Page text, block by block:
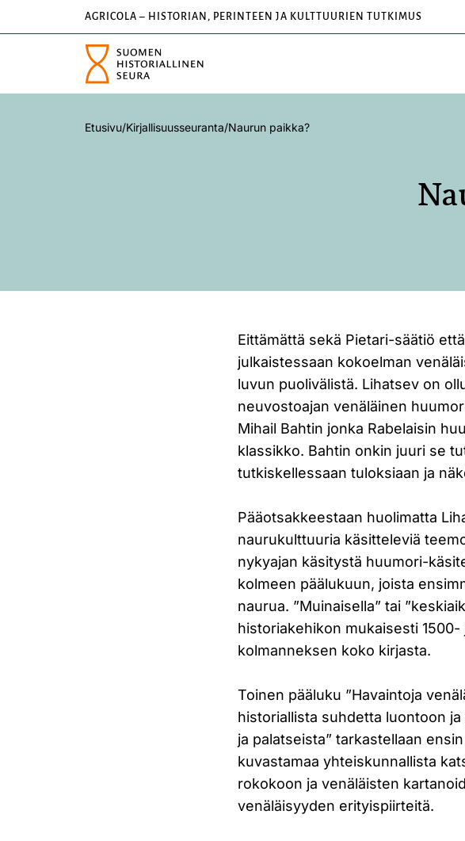
AGRICOLA – HISTORIAN, PERINTEEN JA KULTTUURIEN TUTKIMUS
Etusivu/Kirjallisuusseuranta/Naurun paikka?
Eittämättä sekä Pietari-säätiö
julkaistessaan kokoelman
luvun puolivälistä. Lihatsev on
neuvostoajan venäläinen
Mihail Bahtin jonka Rabelaisin
klassikko. Bahtin onkin juuri se
tutkiskellessaan tuloksiaan ja
Pääotsakkeestaan huolimatta
naurukulttuuria käsitteleviä
nykyajan käsitystä huumori-
kolmeen päälukuun, joista
naurua. ”Muinaisella” tai
historiakehikon mukaisesti
kolmanneksen koko kirjasta.
Toinen pääluku ”Havaintoja
historiallista suhdetta luontoon
ja palatseista” tarkastellaan
kuvastamaa yhteiskunnallista
rokokoon ja venäläisten
venäläisyyden erityispiirteitä.